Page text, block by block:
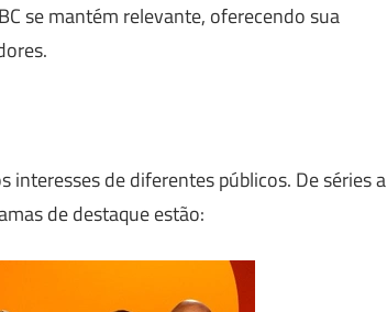
se mantém relevante, oferecendo sua
interesses de diferentes públicos. De séries a
de destaque estão: